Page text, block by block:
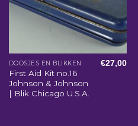
DOOSJES EN BLIKKEN
First Aid Kit no.16
Johnson & Johnson
| Blik Chicago U.S.A.
€27,00